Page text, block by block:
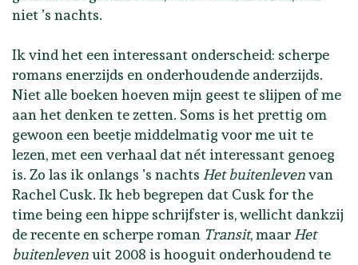
niet ’s nachts.
Ik vind het een interessant onderscheid: scherpe
romans enerzijds en onderhoudende anderzijds.
Niet alle boeken hoeven mijn geest te slijpen of me
aan het denken te zetten. Soms is het prettig om
gewoon een beetje middelmatig voor me uit te
lezen, met een verhaal dat nét interessant genoeg
is. Zo las ik onlangs ’s nachts Het buitenlevenvan
Rachel Cusk. Ik heb begrepen dat Cusk for the
time being een hippe schrijfster is, wellicht dankzij
de recente en scherpe roman Transit, maar Het
buitenlevenuit 2008 is hooguit onderhoudend te